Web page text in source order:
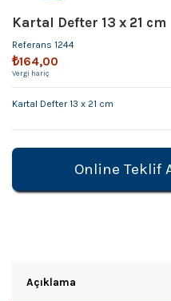
Kartal Defter 13 x 21 cm
Referans 1244
₺164,00
Vergi hariç
Kartal Defter 13 x 21 cm
Online Teklif
Açıklama